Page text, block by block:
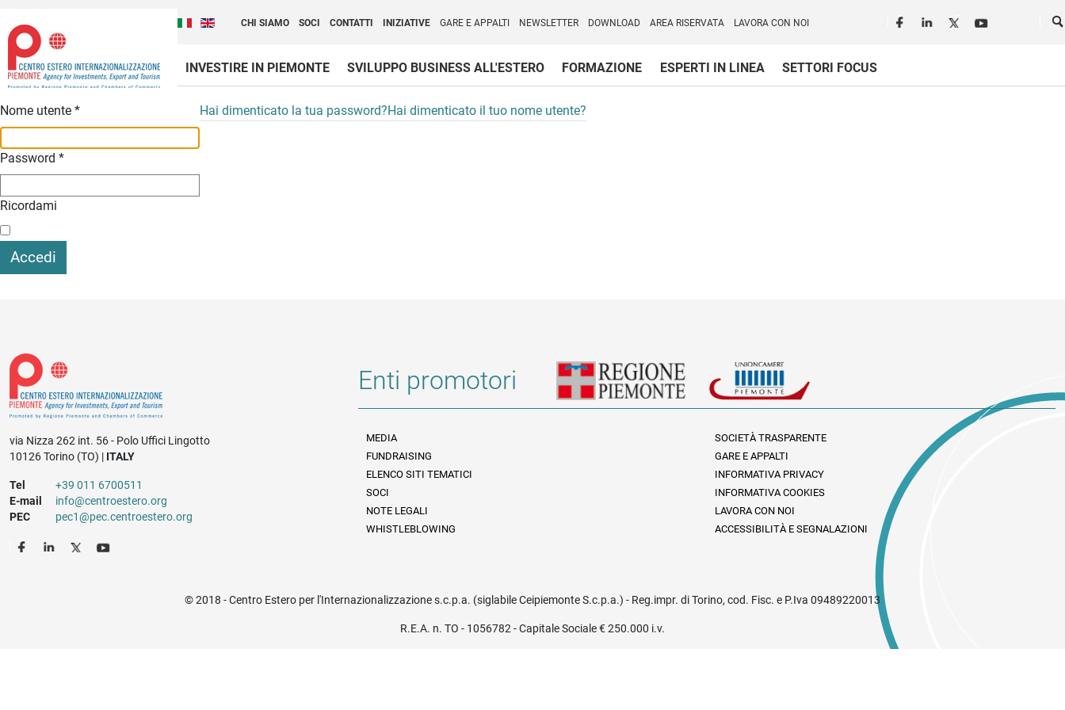
Italiano (Italia)
English (United Kingdom)
CHI SIAMO SOCI CONTATTI INIZIATIVE GARE E APPALTI NEWSLETTER DOWNLOAD AREA RISERVATA LAVORA CON NOI Seguici in rete
INVESTIRE IN PIEMONTE SVILUPPO BUSINESS ALL'ESTERO FORMAZIONE ESPERTI IN LINEA
SETTORI FOCUS
Nome utente *
Password *
Ricordami
Accedi
Hai dimenticato la tua password?Hai dimenticato il tuo nome utente?
via Nizza 262 int. 56 - Polo Uffici Lingotto
10126 Torino (TO) | ITALY
Tel
+39 011 6700511
E-mail
info@centroestero.org
PEC
pec1@pec.centroestero.org
Enti promotori
Informazioni legali e trasparenza
MEDIA
SOCIETÀ TRASPARENTE
FUNDRAISING
GARE E APPALTI
ELENCO SITI TEMATICI
INFORMATIVA PRIVACY
SOCI
INFORMATIVA COOKIES
NOTE LEGALI
LAVORA CON NOI
WHISTLEBLOWING
ACCESSIBILITÀ E SEGNALAZIONI
© 2018 - Centro Estero per l'Internazionalizzazione s.c.p.a. (siglabile Ceipiemonte S.c.p.a.) - Reg.impr. di Torino, cod. Fisc. e P.Iva 09489220013
R.E.A. n. TO - 1056782 - Capitale Sociale € 250.000 i.v.